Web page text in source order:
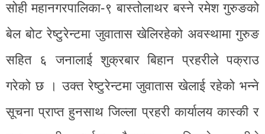
सोही महानगरपालिका-९ बास्तोलाथर बस्ने रमेश गुरुङको
बेल बोट रेष्टुरेन्टमा जुवातास खेलिरहेको अवस्थामा गुरुङ
सहित ६ जनालाई शुक्रबार बिहान प्रहरीले पक्राउ
गरेको छ । उक्त रेष्टुरेन्टमा जुवातास खेलाई रहेको भन्ने
सूचना प्राप्त हुनसाथ जिल्ला प्रहरी कार्यालय कास्की र